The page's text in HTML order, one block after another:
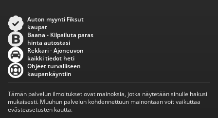
Auton myynti Fiksut
kaupat
Baana - Kilpailuta paras
hinta autostasi
Rekkari - Ajoneuvon
kaikki tiedot heti
Ohjeet turvalliseen
kaupankäyntiin
Tämän palvelun ilmoitukset ovat mainoksia, jotka näytetään sinulle hakusi
mukaisesti. Muuhun palvelun kohdennettuun mainontaan voit vaikuttaa
evästeasetusten kautta.